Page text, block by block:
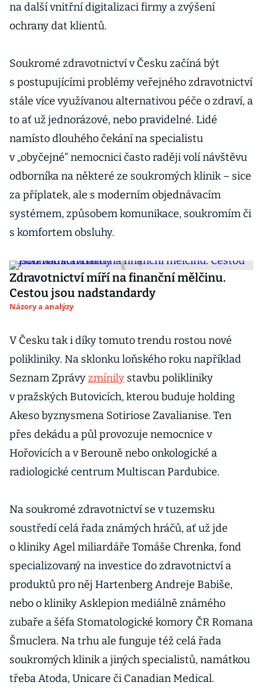
na další vnitřní digitalizaci firmy a zvýšení
ochrany dat klientů.
Soukromé zdravotnictví v Česku začíná být
s postupujícími problémy veřejného zdravotnictví
stále více využívanou alternativou péče o zdraví, a
to ať už jednorázové, nebo pravidelné. Lidé
namísto dlouhého čekání na specialistu
v „obyčejné“ nemocnici často raději volí návštěvu
odborníka na některé ze soukromých klinik – sice
za příplatek, ale s moderním objednávacím
systémem, způsobem komunikace, soukromím či
s komfortem obsluhy.
Zdravotnictví míří na finanční mělčinu.
Cestou jsou nadstandardy
Názory a analýzy
V Česku tak i díky tomuto trendu rostou nové
polikliniky. Na sklonku loňského roku například
Seznam Zprávyzmínily stavbu polikliniky
v pražských Butovicích, kterou buduje holding
Akeso byznysmena Sotiriose Zavalianise. Ten
přes dekádu a půl provozuje nemocnice v
Hořovicích a v Berouně nebo onkologické a
radiologické centrum Multiscan Pardubice.
Na soukromé zdravotnictví se v tuzemsku
soustředí celá řada známých hráčů, ať už jde
o kliniky Agel miliardáře Tomáše Chrenka, fond
specializovaný na investice do zdravotnictví a
produktů pro něj Hartenberg Andreje Babiše,
nebo o kliniky Asklepion mediálně známého
zubaře a šéfa Stomatologické komory ČR Romana
Šmuclera. Na trhu ale funguje též celá řada
soukromých klinik a jiných specialistů, namátkou
třeba Atoda, Unicare či Canadian Medical.